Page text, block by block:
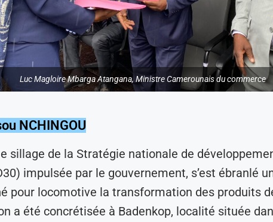
Luc Magloire Mbarga Atangana, Ministre Camerounais du commerce
NCHINGOU
sillage de la Stratégie nationale de
impulsée par le gouvernement, s’est ébranlé
pour locomotive la transformation des produits
a été concrétisée à Badenkop, localité située